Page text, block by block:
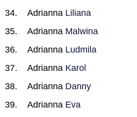
Adrianna Liliana
Adrianna Malwina
Adrianna Ludmila
Adrianna Karol
Adrianna Danny
Adrianna Eva